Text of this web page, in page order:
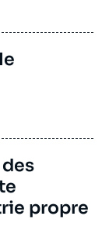
propre